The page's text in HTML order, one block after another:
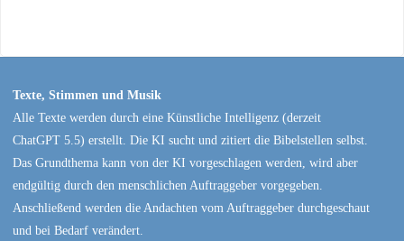
Texte, Stimmen und Musik
Alle Texte werden durch eine Künstliche Intelligenz (derzeit
ChatGPT 5.5) erstellt. Die KI sucht und zitiert die Bibelstellen selbst.
Das Grundthema kann von der KI vorgeschlagen werden, wird aber
endgültig durch den menschlichen Auftraggeber vorgegeben.
Anschließend werden die Andachten vom Auftraggeber durchgeschaut
und bei Bedarf verändert.